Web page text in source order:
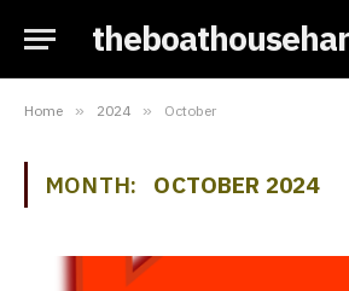
Home » 2024 » October
MONTH: OCTOBER 2024